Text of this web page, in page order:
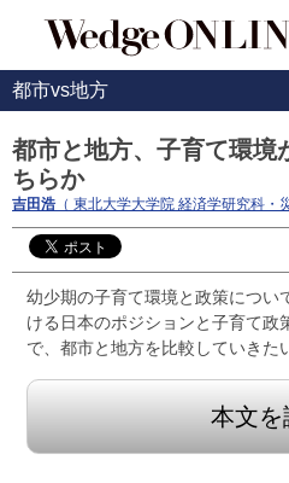
都市vs地方
都市と地方、子育て環境
ちらか
吉田浩 （ 東北大学大学院 経済学研究科・
幼少期の子育て環境と政策につい
ける日本のポジションと子育て政
で、都市と地方を比較していきた
本文を